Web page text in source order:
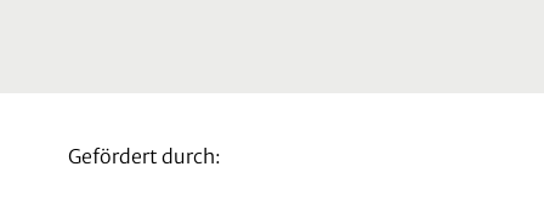
Gefördert durch: